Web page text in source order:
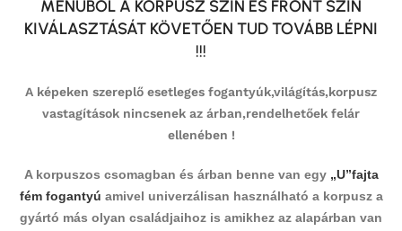
MENÜBŐL A KORPUSZ SZÍN ÉS FRONT SZÍN
KIVÁLASZTÁSÁT KÖVETŐEN TUD TOVÁBB LÉPNI
!!!
A képeken szereplő esetleges fogantyúk,világítás,korpusz
vastagítások nincsenek az árban,rendelhetőek felár
ellenében !
A korpuszos csomagban és árban benne van egy „U”fajta
fém fogantyú amivel univerzálisan használható a korpusz a
gyártó más olyan családjaihoz is amikhez az alapárban van